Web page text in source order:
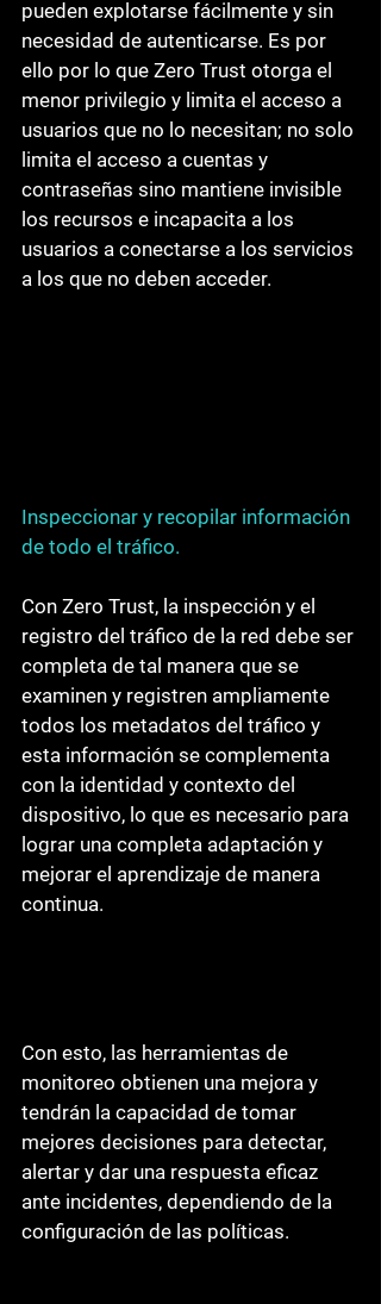
pueden explotarse fácilmente y sin
necesidad de autenticarse. Es por
ello por lo que Zero Trust otorga el
menor privilegio y limita el acceso a
usuarios que no lo necesitan; no solo
limita el acceso a cuentas y
contraseñas sino mantiene invisible
los recursos e incapacita a los
usuarios a conectarse a los servicios
a los que no deben acceder.
Inspeccionar y recopilar información
de todo el tráfico.
Con Zero Trust, la inspección y el
registro del tráfico de la red debe ser
completa de tal manera que se
examinen y registren ampliamente
todos los metadatos del tráfico y
esta información se complementa
con la identidad y contexto del
dispositivo, lo que es necesario para
lograr una completa adaptación y
mejorar el aprendizaje de manera
continua.
Con esto, las herramientas de
monitoreo obtienen una mejora y
tendrán la capacidad de tomar
mejores decisiones para detectar,
alertar y dar una respuesta eficaz
ante incidentes, dependiendo de la
configuración de las políticas.